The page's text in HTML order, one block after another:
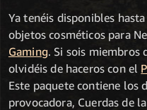
Ya tenéis disponibles
objetos cosméticos para
Gaming. Si sois miembros
olvidéis de haceros con el
Este paquete contiene los
provocadora, Cuerdas de